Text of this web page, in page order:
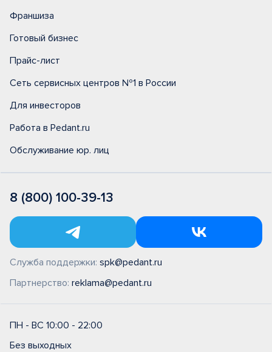
Франшиза
Готовый бизнес
Прайс-лист
Сеть сервисных центров №1 в России
Для инвесторов
Работа в Pedant.ru
Обслуживание юр. лиц
8 (800) 100-39-13
Служба поддержки: spk@pedant.ru
Партнерство: reklama@pedant.ru
ПН - ВС 10:00 - 22:00
Без выходных